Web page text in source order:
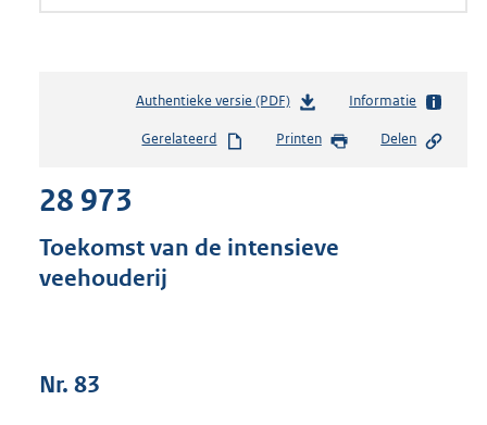
Authentieke versie (PDF)b
s
d
s
Informatie
Gerelateerd Printen Delen
28 973
Toekomst van de intensieve
veehouderij
Nr. 83